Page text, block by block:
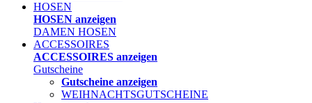
HOSEN
HOSEN anzeigen
DAMEN HOSEN
ACCESSOIRES
ACCESSOIRES anzeigen
Gutscheine
Gutscheine anzeigen
WEIHNACHTSGUTSCHEINE